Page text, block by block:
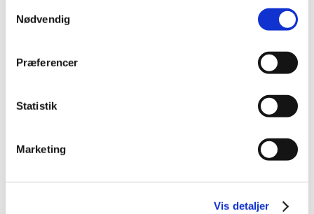
Nødvendig
Præferencer
Statistik
Marketing
Vis detaljer
Alle (2506)
2026 (84)
2024 (224)
2022 (197)
2020 (263)